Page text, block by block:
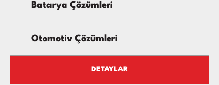
Batarya Çözümleri
Otomotiv Çözümleri
DETAYLAR